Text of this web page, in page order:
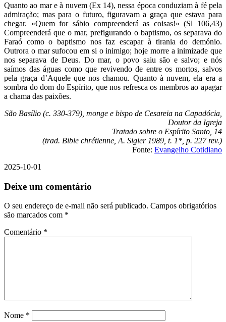
Quanto ao mar e à nuvem (Ex 14), nessa época conduziam à fé pela
admiração; mas para o futuro, figuravam a graça que estava para
chegar. «Quem for sábio compreenderá as coisas!» (Sl 106,43)
Compreenderá que o mar, prefigurando o baptismo, os separava do
Faraó como o baptismo nos faz escapar à tirania do demónio.
Outrora o mar sufocou em si o inimigo; hoje morre a inimizade que
nos separava de Deus. Do mar, o povo saiu são e salvo; e nós
saímos das águas como que revivendo de entre os mortos, salvos
pela graça d’Aquele que nos chamou. Quanto à nuvem, ela era a
sombra do dom do Espírito, que nos refresca os membros ao apagar
a chama das paixões.
São Basílio (c. 330-379), monge e bispo de Cesareia na Capadócia,
Doutor da Igreja
Tratado sobre o Espírito Santo, 14
(trad. Bible chrétienne, A. Sigier 1989, t. 1*, p. 227 rev.)
Fonte: Evangelho Cotidiano
2025-10-01
Deixe um comentário
O seu endereço de e-mail não será publicado. Campos obrigatórios
são marcados com *
Comentário *
Nome *